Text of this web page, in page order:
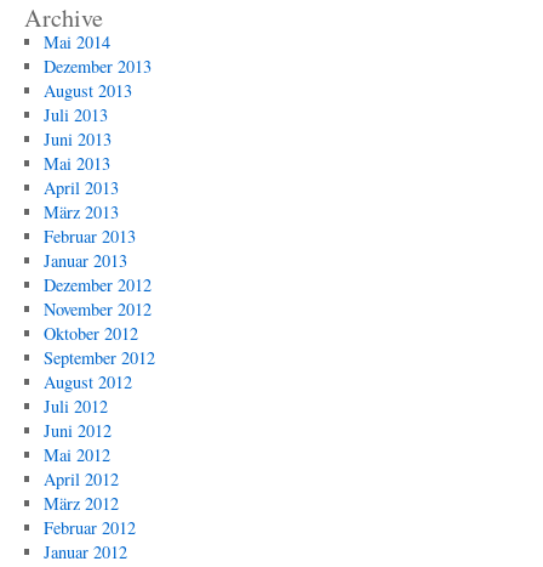
Archive
Mai 2014
Dezember 2013
August 2013
Juli 2013
Juni 2013
Mai 2013
April 2013
März 2013
Februar 2013
Januar 2013
Dezember 2012
November 2012
Oktober 2012
September 2012
August 2012
Juli 2012
Juni 2012
Mai 2012
April 2012
März 2012
Februar 2012
Januar 2012